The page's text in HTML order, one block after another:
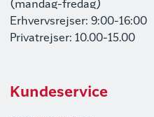
(mandag-fredag)
Erhvervsrejser: 9:00-16:00
Privatrejser: 10.00-15.00
Kundeservice